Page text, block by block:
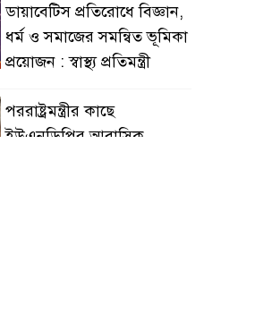
ডায়াবেটিস প্রতিরোধে বিজ্ঞান,
ধর্ম ও সমাজের সমন্বিত ভূমিকা
প্রয়োজন : স্বাস্থ্য প্রতিমন্ত্রী
পররাষ্ট্রমন্ত্রীর কা‌ছে
ইউএনডিপির আবাসিক